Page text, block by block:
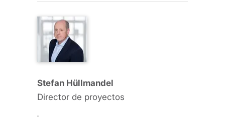
Stefan Hüllmandel
Director de proyectos